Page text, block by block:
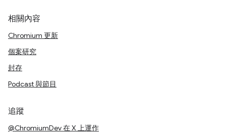
相關內容
Chromium 更新
個案研究
封存
Podcast 與節目
追蹤
@ChromiumDev 在 X 上運作